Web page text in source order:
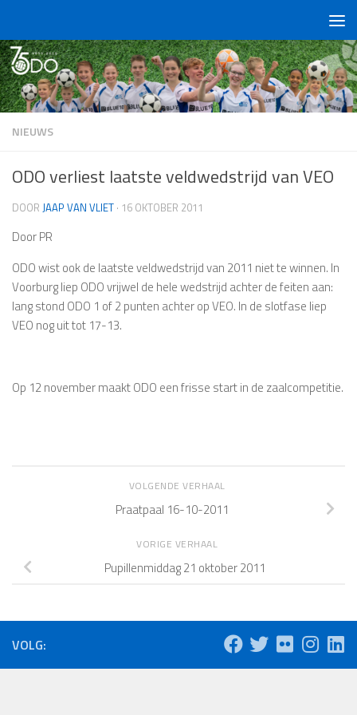
NIEUWS
ODO verliest laatste veldwedstrijd van VEO
DOOR JAAP VAN VLIET · 16 OKTOBER 2011
Door PR
ODO wist ook de laatste veldwedstrijd van 2011 niet te winnen. In
Voorburg liep ODO vrijwel de hele wedstrijd achter de feiten aan:
lang stond ODO 1 of 2 punten achter op VEO. In de slotfase liep
VEO nog uit tot 17-13.
Op 12 november maakt ODO een frisse start in de zaalcompetitie.
VOLGENDE VERHAAL
Praatpaal 16-10-2011
VORIGE VERHAAL
Pupillenmiddag 21 oktober 2011
VOLG: